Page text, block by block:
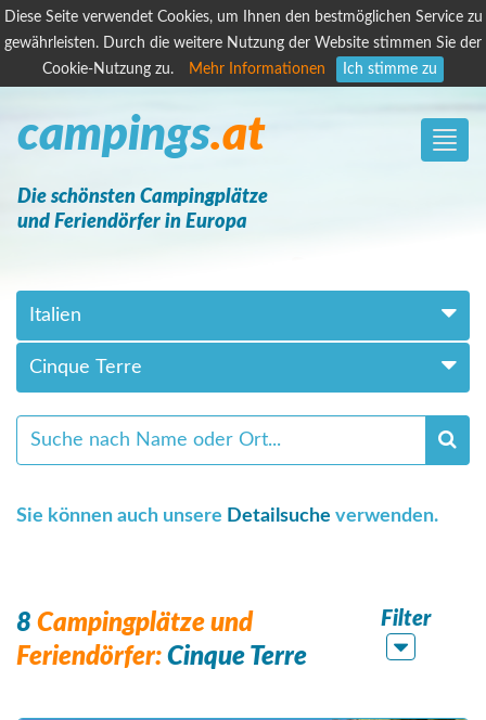
Diese Seite verwendet Cookies, um Ihnen den bestmöglichen Service zu
gewährleisten. Durch die weitere Nutzung der Website stimmen Sie der
Cookie-Nutzung zu.
Mehr Informationen Ich stimme zu
Toggle
campings.at
Die schönsten Campingplätze
und Feriendörfer in Europa
Italien
Cinque Terre
Sie können auch unsere Detailsuche verwenden.
8 Campingplätze und
Feriendörfer: Cinque Terre
Filter